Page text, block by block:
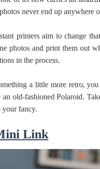
දෙන්න ගීතයේ පද පෙළ
පෙළ
පෙළ
දුක හිතිලා ගීතයේ පද පෙළ
විමයි හිමි ගීතයේ පද පෙළ
never end up anywhere
printers aim to change
photos and print them out
in the process.
a little more retro,
an old-fashioned Polaroid.
your fancy.
Link